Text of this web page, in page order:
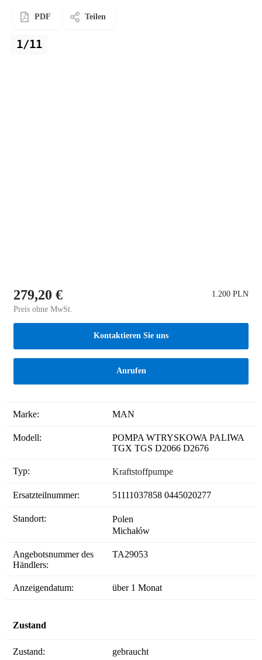
PDF Teilen
1/11
279,20 €
Preis ohne MwSt.
1.200 PLN
Kontaktieren Sie uns
Anrufen
Marke: MAN
Modell:
POMPA WTRYSKOWA PALIWA
TGX TGS D2066 D2676
Typ: Kraftstoffpumpe
Ersatzteilnummer: 51111037858 0445020277
Standort:
Polen
Michałów
Angebotsnummer des
Händlers:
TA29053
Anzeigendatum: über 1 Monat
Zustand
Zustand: gebraucht